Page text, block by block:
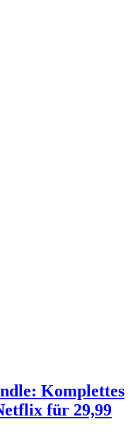
Komplettes
für 29,99